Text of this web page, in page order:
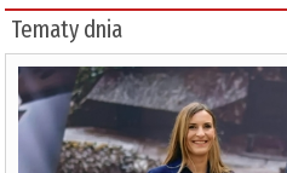
Tematy dnia